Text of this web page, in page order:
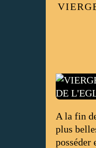
A la fin
plus
posséder